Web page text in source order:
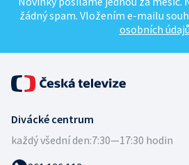
žádný spam. Vložením e-mailu
osobních údajů